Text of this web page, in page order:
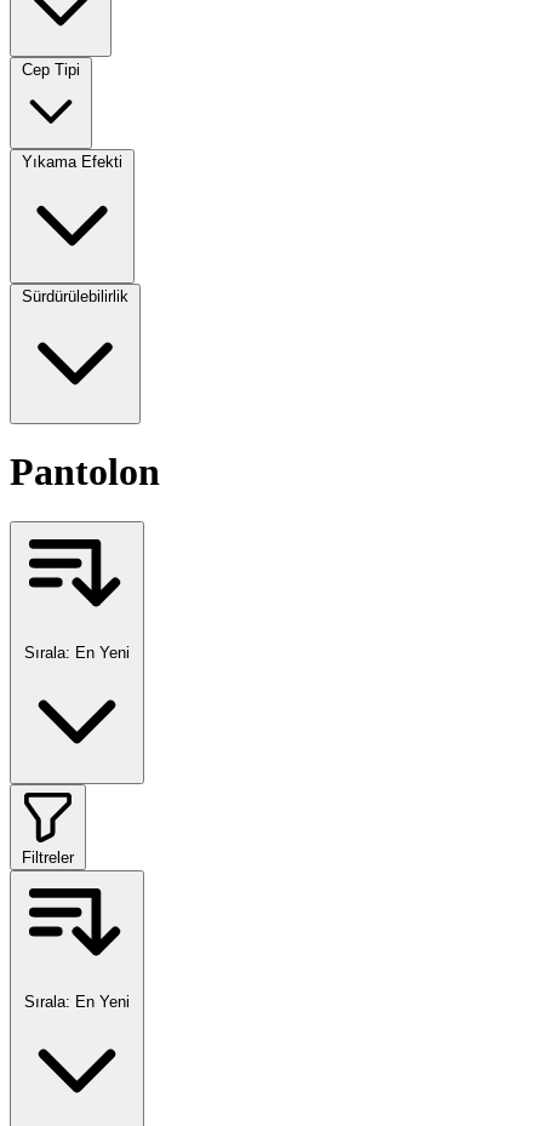
Cep Tipi
Yıkama Efekti
Sürdürülebilirlik
Pantolon
Sırala: En Yeni
Filtreler
Sırala: En Yeni